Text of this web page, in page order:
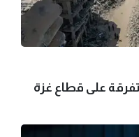
على قطاع غزة